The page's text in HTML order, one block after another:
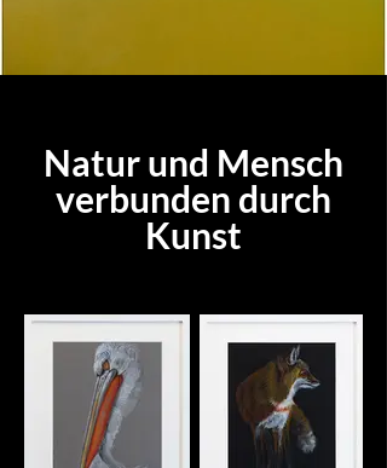
Natur und Mensch
verbunden durch
Kunst